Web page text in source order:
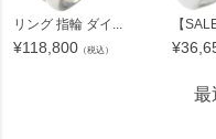
リング 指輪 ダイ...
¥118,800 （税込）
【
¥
最